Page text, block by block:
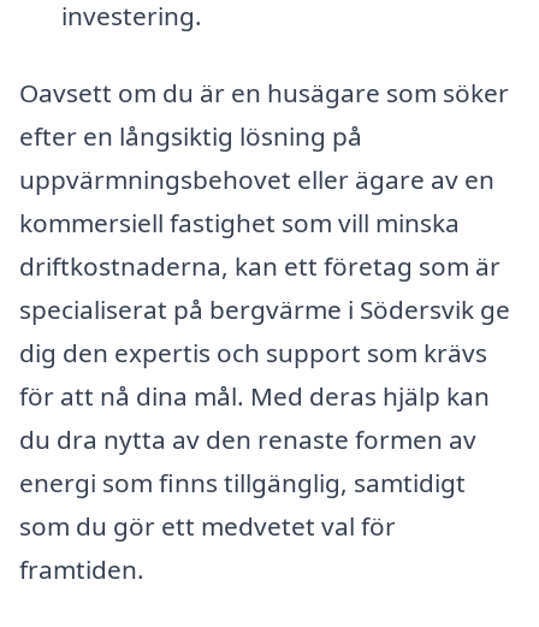
investering.
Oavsett om du är en husägare som söker
efter en långsiktig lösning på
uppvärmningsbehovet eller ägare av en
kommersiell fastighet som vill minska
driftkostnaderna, kan ett företag som är
specialiserat på bergvärme i Södersvik ge
dig den expertis och support som krävs
för att nå dina mål. Med deras hjälp kan
du dra nytta av den renaste formen av
energi som finns tillgänglig, samtidigt
som du gör ett medvetet val för
framtiden.